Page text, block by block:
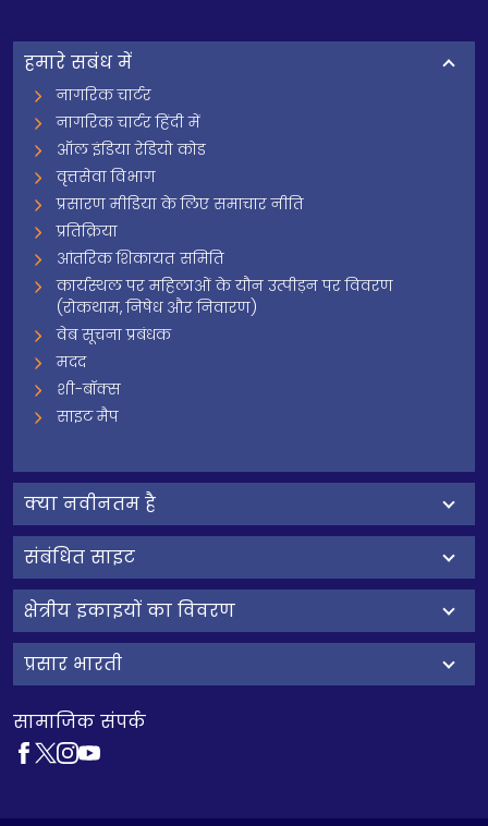
हमारे सबंध में
नागरिक चार्टर
नागरिक चार्टर हिंदी में
ऑल इंडिया रेडियो कोड
वृत्तसेवा विभाग
प्रसारण मीडिया के लिए समाचार नीति
प्रतिक्रिया
आंतरिक शिकायत समिति
कार्यस्थल पर महिलाओं के यौन उत्पीड़न पर विवरण
(रोकथाम, निषेध और निवारण)
वेब सूचना प्रबंधक
मदद
शी-बॉक्स
साइट मैप
क्‍या नवीनतम है
संबंधित साइट
क्षेत्रीय इकाइयों का विवरण
प्रसार भारती
सामाजिक संपर्क